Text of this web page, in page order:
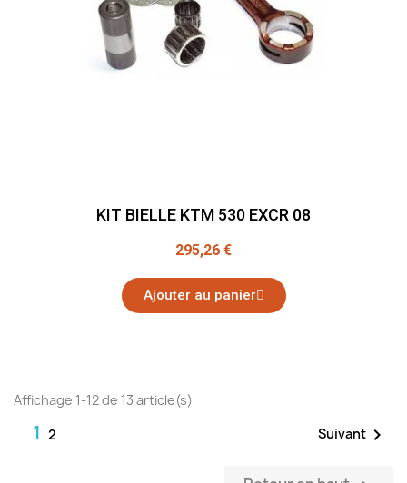
KIT BIELLE KTM 530 EXCR 08
295,26 €
Ajouter au panier
Affichage 1-12 de 13 article(s)
1 2 Suivant 